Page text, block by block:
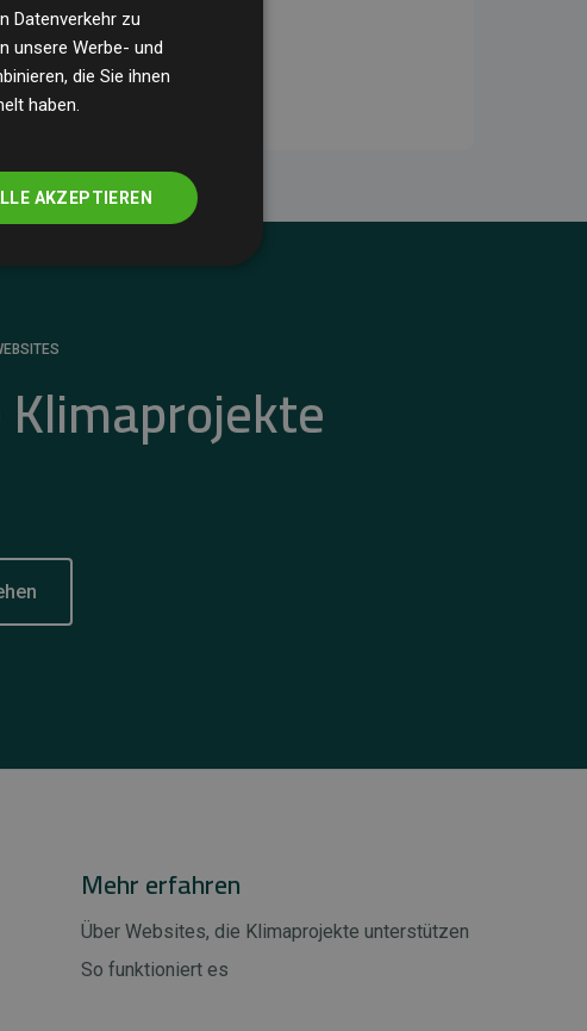
Mehr erfahren
Über Websites, die Klimaprojekte unterstützen
So funktioniert es
Datenverkehr zu
unsere Werbe- und
die Sie ihnen
haben.
AKZEPTIEREN